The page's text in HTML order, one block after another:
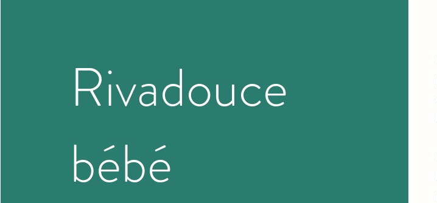
Rivadouce
bébé